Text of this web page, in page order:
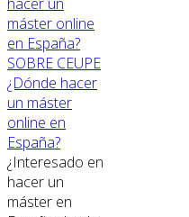
SOBRE CEUPE
¿Dónde hacer
un máster
online en
España?
¿Interesado en
hacer un
máster en